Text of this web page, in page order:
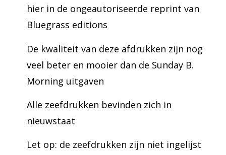
hier in de ongeautoriseerde reprint van
Bluegrass editions
De kwaliteit van deze afdrukken zijn nog
veel beter en mooier dan de Sunday B.
Morning uitgaven
Alle zeefdrukken bevinden zich in
nieuwstaat
Let op: de zeefdrukken zijn niet ingelijst